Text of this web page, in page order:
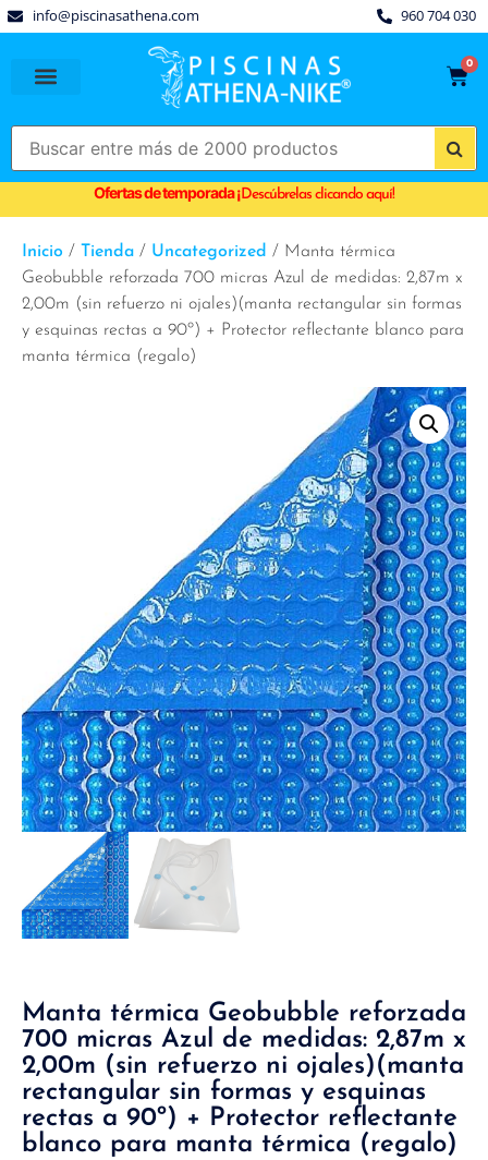
info@piscinasathena.com 960 704 030
0
Ofertas de temporada¡Descúbrelas clicando aquí!
Inicio / Tienda / Uncategorized / Manta térmica
Geobubble reforzada 700 micras Azul de medidas: 2,87m x
2,00m (sin refuerzo ni ojales)(manta rectangular sin formas
y esquinas rectas a 90º) + Protector reflectante blanco para
manta térmica (regalo)
Manta térmica Geobubble reforzada
700 micras Azul de medidas: 2,87m x
2,00m (sin refuerzo ni ojales)(manta
rectangular sin formas y esquinas
rectas a 90º) + Protector reflectante
blanco para manta térmica (regalo)